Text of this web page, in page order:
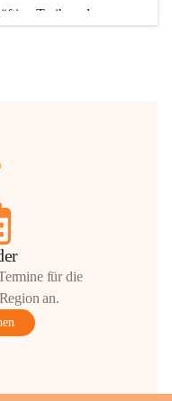
Treiben der
für die
an.